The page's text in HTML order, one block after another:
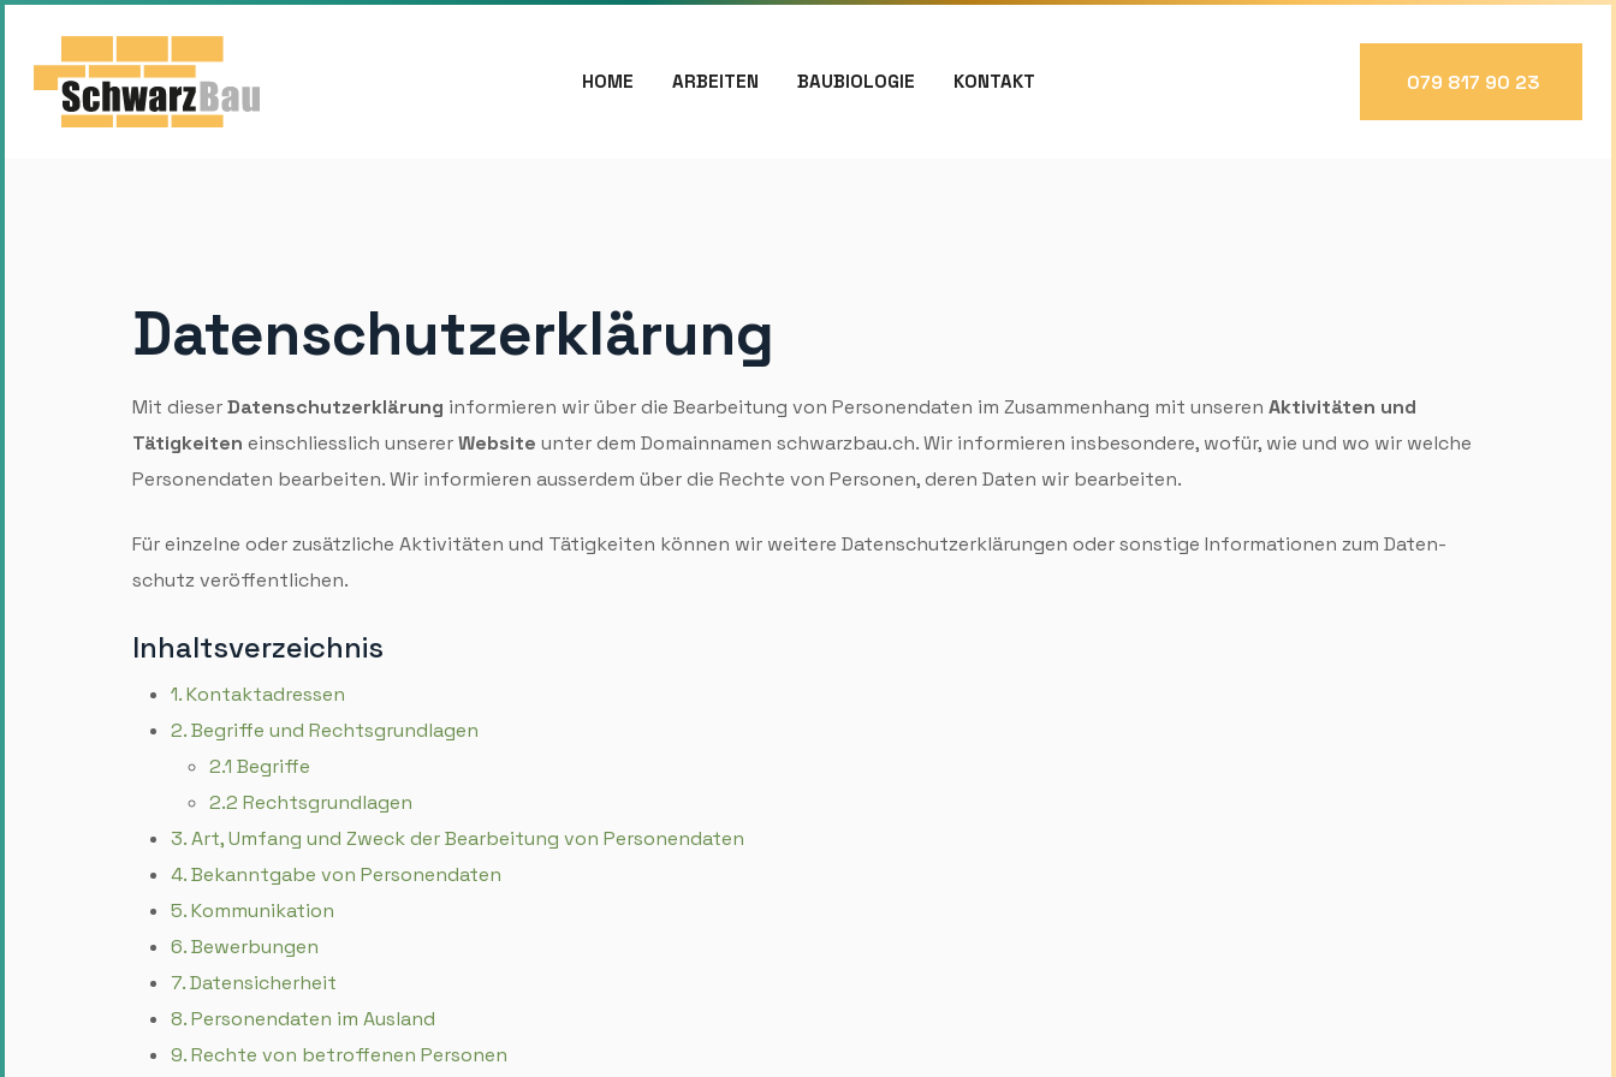
HOME ARBEITEN BAUBIOLOGIE KONTAKT 079 817 90 23
Datenschutzerklärung
Mit dieserDaten­schutz­erklärung informieren wir über die Bearbeitung von Personen­daten im Zusammen­hang mit unseren Aktivitäten und
Tätigkeiten einschliesslich unsererWebsite unter dem Domain­namen schwarzbau.ch. Wir informieren insbesondere, wofür, wie und wo wir welche
Personen­daten bearbeiten. Wir informieren ausserdem über die Rechte von Personen, deren Daten wir bearbeiten.
Für einzelne oder zusätzliche Aktivitäten und Tätigkeiten können wir weitere Daten­schutzer­klärungen oder sonstige Informationen zum Daten­
schutz veröffentlichen.
Inhalts­verzeichnis
1. Kontakt­adressen
2. Begriffe und Rechts­grundlagen
2.1 Begriffe
2.2 Rechts­grundlagen
3. Art, Umfang und Zweck der Bearbeitung von Personen­daten
4. Bekanntgabe von Personen­daten
5. Kommunikation
6. Bewerbungen
7. Daten­sicherheit
8. Personen­daten im Ausland
9. Rechte von betroffenen Personen